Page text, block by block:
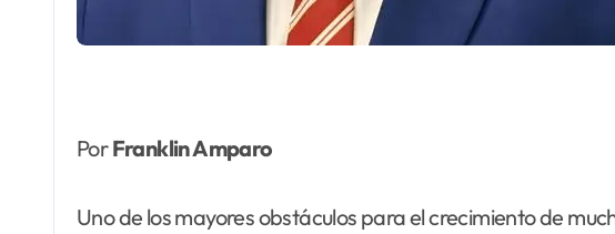
PorFranklin Amparo
Uno de los mayores obstáculos para el crecimiento de